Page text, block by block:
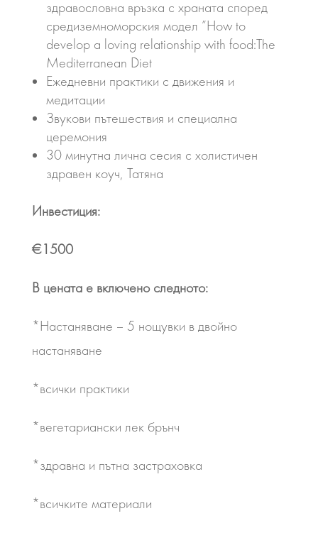
здравословна връзка с храната според
средиземноморския модел ”How to
develop a loving relationship with food:The
Mediterranean Diet
Ежедневни практики с движения и
медитации
Звукови пътешествия и специална
церемония
30 минутна лична сесия с холистичен
здравен коуч, Татяна
Инвестиция:
€1500
В цената е включено следното:
*Настаняване – 5 нощувки в двойно
настаняване
*всички практики
*вегетариански лек брънч
*здравна и пътна застраховка
*всичките материали